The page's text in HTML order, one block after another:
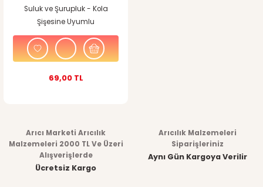
Suluk ve Şurupluk - Kola
Şişesine Uyumlu
69,00 TL
Arıcı Marketi Arıcılık
Malzemeleri 2000 TL Ve Üzeri
Alışverişlerde
Ücretsiz Kargo
Arıcılık Malzemeleri
Siparişleriniz
Aynı Gün Kargoya Verilir